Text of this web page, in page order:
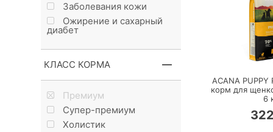
Заболевания кожи
Ожирение и сахарный
диабет
КЛАСC КОРМА
Премиум
Супер-премиум
Холистик
ACANA PUPPY
корм для
6